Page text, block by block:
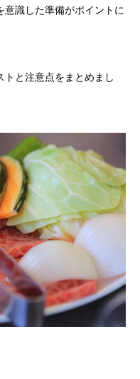
識した準備がポイントに
トと注意点をまとめまし